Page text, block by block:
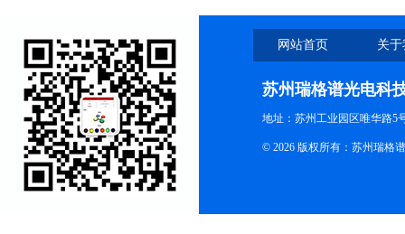
网站首页 关
苏州瑞格谱光电科
地址：苏州工业园区唯华路5
© 2026 版权所有：苏州瑞格